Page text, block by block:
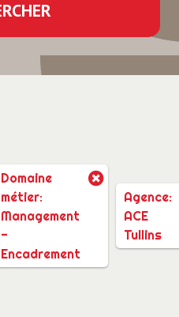
Domaine
métier:
Management
-
Encadrement
Agence:
ACE
Tullins